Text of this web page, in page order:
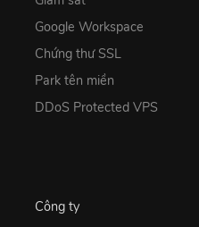
Google Workspace
Chứng thư SSL
Park tên miền
DDoS Protected VPS
Công ty